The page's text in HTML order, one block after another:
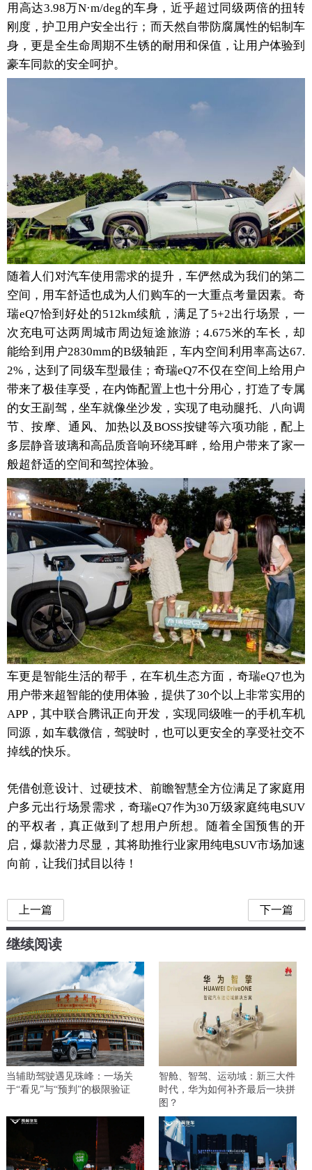
用高达3.98万N·m/deg的车身，近乎超过同级两倍的扭转
刚度，护卫用户安全出行；而天然自带防腐属性的铝制车
身，更是全生命周期不生锈的耐用和保值，让用户体验到
豪车同款的安全呵护。
随着人们对汽车使用需求的提升，车俨然成为我们的第二
空间，用车舒适也成为人们购车的一大重点考量因素。奇
瑞eQ7恰到好处的512km续航，满足了5+2出行场景，一
次充电可达两周城市周边短途旅游；4.675米的车长，却
能给到用户2830mm的B级轴距，车内空间利用率高达67.
2%，达到了同级车型最佳；奇瑞eQ7不仅在空间上给用户
带来了极佳享受，在内饰配置上也十分用心，打造了专属
的女王副驾，坐车就像坐沙发，实现了电动腿托、八向调
节、按摩、通风、加热以及BOSS按键等六项功能，配上
多层静音玻璃和高品质音响环绕耳畔，给用户带来了家一
般超舒适的空间和驾控体验。
车更是智能生活的帮手，在车机生态方面，奇瑞eQ7也为
用户带来超智能的使用体验，提供了30个以上非常实用的
APP，其中联合腾讯正向开发，实现同级唯一的手机车机
同源，如车载微信，驾驶时，也可以更安全的享受社交不
掉线的快乐。
凭借创意设计、过硬技术、前瞻智慧全方位满足了家庭用
户多元出行场景需求，奇瑞eQ7作为30万级家庭纯电SUV
的平权者，真正做到了想用户所想。随着全国预售的开
启，爆款潜力尽显，其将助推行业家用纯电SUV市场加速
向前，让我们拭目以待！
上一篇 下一篇
继续阅读
当辅助驾驶遇见珠峰：一场关
于“看见”与“预判”的极限验证
智舱、智驾、运动域：新三大件
时代，华为如何补齐最后一块拼
图？